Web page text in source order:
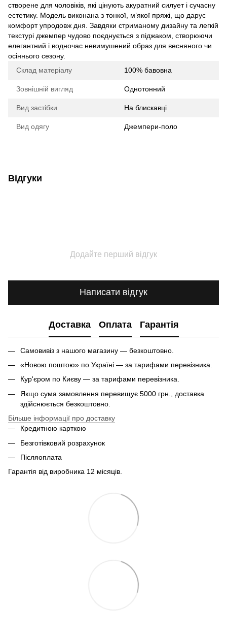
створене для чоловіків, які цінують акуратний силует і сучасну
естетику. Модель виконана з тонкої, м’якої пряжі, що дарує
комфорт упродовж дня. Завдяки стриманому дизайну та легкій
текстурі джемпер чудово поєднується з піджаком, створюючи
елегантний і водночас невимушений образ для весняного чи
осіннього сезону.
Склад матеріалу
100% бавовна
Зовнішній вигляд Однотонний
Вид застібки На блискавці
Вид одягу Джемпери-поло
Відгуки
Додайте перший відгук
Написати відгук
Доставка Оплата Гарантія
Самовивіз з нашого магазину — безкоштовно.
«Новою поштою» по Україні — за тарифами перевізника.
Кур'єром по Києву — за тарифами перевізника.
Якщо сума замовлення перевищує 5000 грн., доставка
здійснюється безкоштовно.
Більше інформації про доставку
Кредитною карткою
Безготівковий розрахунок
Післяоплата
Гарантія від виробника 12 місяців.